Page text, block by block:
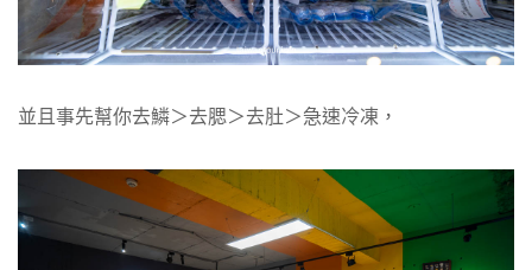
並且事先幫你去鱗＞去腮＞去肚＞急速冷凍，